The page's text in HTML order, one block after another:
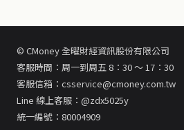
© CMoney 全曜財經資訊股份有限公司
客服時間：周一到周五 8：30 ～ 17：30
客服信箱：csservice@cmoney.com.tw
Line 線上客服：@zdx5025y
統一編號：80004909